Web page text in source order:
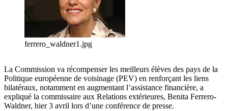
ferrero_waldner1.jpg
La Commission va récompenser les meilleurs élèves des pays de la
Politique européenne de voisinage (PEV) en renforçant les liens
bilatéraux, notamment en augmentant l’assistance financière, a
expliqué la commissaire aux Relations extérieures, Benita Ferrero-
Waldner, hier 3 avril lors d’une conférence de presse.